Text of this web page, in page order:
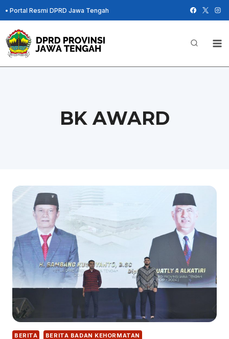
Skip
to
content
• Portal Resmi DPRD Jawa Tengah
BK AWARD
BERITA BERITA BADAN KEHORMATAN